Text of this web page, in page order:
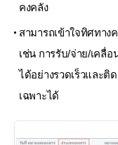
คงคลัง
สามารถเข้าใจทิศทาง
เช่น การรับ/จ่าย/เคลื่
ได้อย่างรวดเร็วและติ
เฉพาะได้